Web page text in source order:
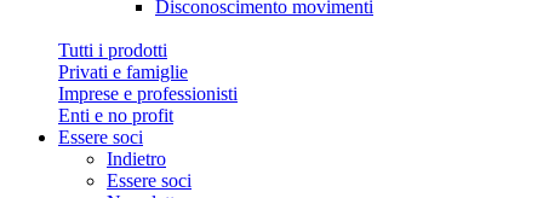
Disconoscimento movimenti
Tutti i prodotti
Privati e famiglie
Imprese e professionisti
Enti e no profit
Essere soci
Indietro
Essere soci